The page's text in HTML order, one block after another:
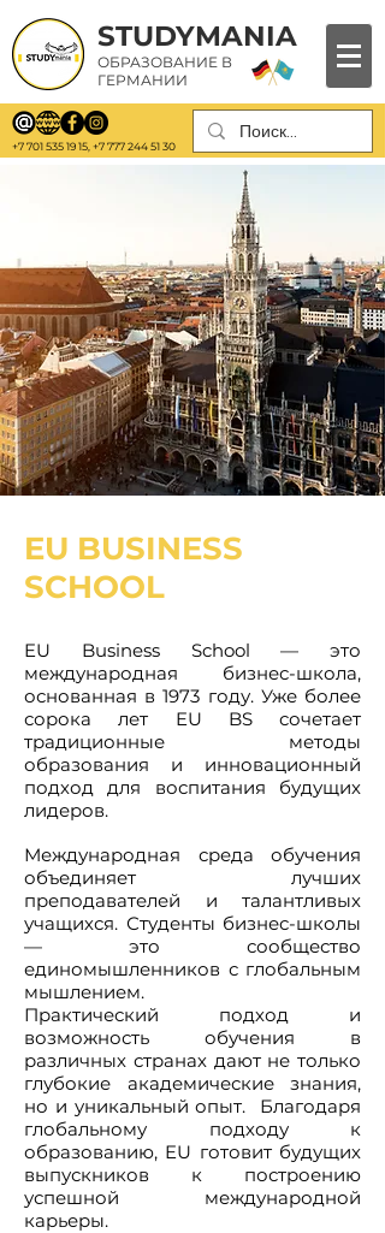
STUDYMANIA
ОБРАЗОВАНИЕ В
ГЕРМАНИИ
+7 701 535 19 15 +7 777 244 51 30
EU BUSINESS
SCHOOL
EU Business School — это
международная бизнес-школа,
основанная в 1973 году. Уже более
сорока лет EU BS сочетает
традиционные методы
образования и инновационный
подход для воспитания будущих
лидеров.
Международная среда обучения
объединяет лучших
преподавателей и талантливых
учащихся. Студенты бизнес-школы
— это сообщество
единомышленников с глобальным
мышлением.
Практический подход и
возможность обучения в
различных странах дают не только
глубокие академические знания,
но и уникальный опыт. Благодаря
глобальному подходу к
образованию, EU готовит будущих
выпускников к построению
успешной международной
карьеры.